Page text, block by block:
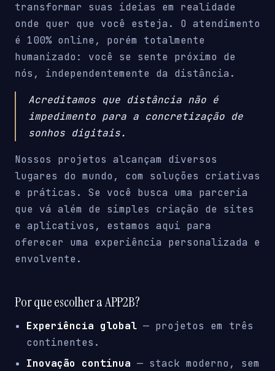
transformar suas ideias em realidade
onde quer que você esteja. O atendimento
é 100% online, porém totalmente
humanizado: você se sente próximo de
nós, independentemente da distância.
Acreditamos que distância não é
impedimento para a concretização de
sonhos digitais.
Nossos projetos alcançam diversos
lugares do mundo, com soluções criativas
e práticas. Se você busca uma parceria
que vá além de simples criação de sites
e aplicativos, estamos aqui para
oferecer uma experiência personalizada e
envolvente.
Por que escolher a APP2B?
Experiência global — projetos em três
continentes.
Inovação contínua — stack moderno, sem